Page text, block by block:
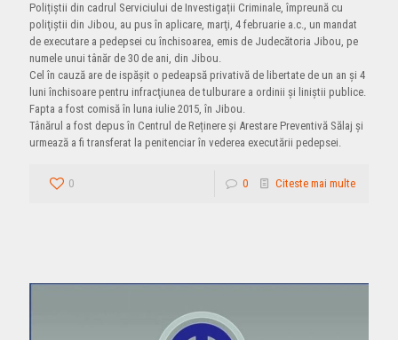
Polițiștii din cadrul Serviciului de Investigații Criminale, împreună cu
poliţiştii din Jibou, au pus în aplicare, marţi, 4 februarie a.c., un mandat
de executare a pedepsei cu închisoarea, emis de Judecătoria Jibou, pe
numele unui tânăr de 30 de ani, din Jibou.
Cel în cauză are de ispășit o pedeapsă privativă de libertate de un an şi 4
luni închisoare pentru infracţiunea de tulburare a ordinii şi liniştii publice.
Fapta a fost comisă în luna iulie 2015, în Jibou.
Tânărul a fost depus în Centrul de Reținere și Arestare Preventivă Sălaj și
urmează a fi transferat la penitenciar în vederea executării pedepsei.
0 0 Citeste mai multe